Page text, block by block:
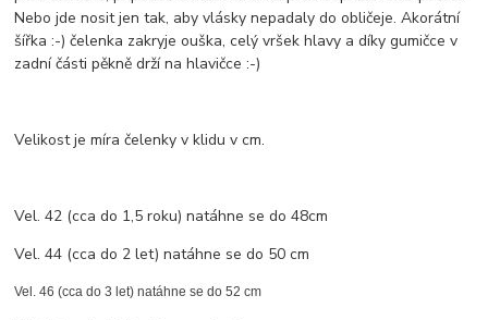
Nebo jde nosit jen tak, aby vlásky nepadaly do obličeje. Akorátní
šířka :-) čelenka zakryje ouška, celý vršek hlavy a díky gumičce v
zadní části pěkně drží na hlavičce :-)
Velikost je míra čelenky v klidu v cm.
Vel. 42 (cca do 1,5 roku) natáhne se do 48cm
Vel. 44 (cca do 2 let) natáhne se do 50 cm
Vel. 46 (cca do 3 let) natáhne se do 52 cm